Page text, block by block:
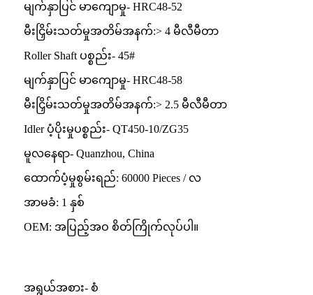
မျက်နှာပြင် မာကျောမှု- HRC48-52
မီးငြှိမ်းသတ်မှုအတိမ်အနက်:> 4 မီလီမီတာ
Roller Shaft ပစ္စည်း- 45#
မျက်နှာပြင် မာကျောမှု- HRC48-58
မီးငြှိမ်းသတ်မှုအတိမ်အနက်:> 2.5 မီလီမီတာ
Idler ပံ့ပိုးမှုပစ္စည်း- QT450-10/ZG35
မူလနေရာ- Quanzhou, China
ထောက်ပံ့မှုစွမ်းရည်: 60000 Pieces / လ
အာမခံ: 1 နှစ်
OEM: အပြည့်အဝ စိတ်ကြိုက်လုပ်ပါ။
အရွယ်အစား- စံ